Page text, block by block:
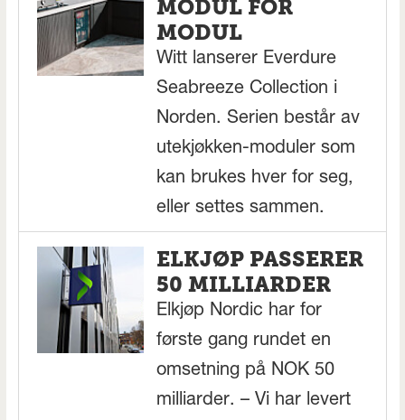
MODUL FOR
MODUL
Witt lanserer Everdure
Seabreeze Collection i
Norden. Serien består av
utekjøkken-moduler som
kan brukes hver for seg,
eller settes sammen.
ELKJØP PASSERER
50 MILLIARDER
Elkjøp Nordic har for
første gang rundet en
omsetning på NOK 50
milliarder. – Vi har levert